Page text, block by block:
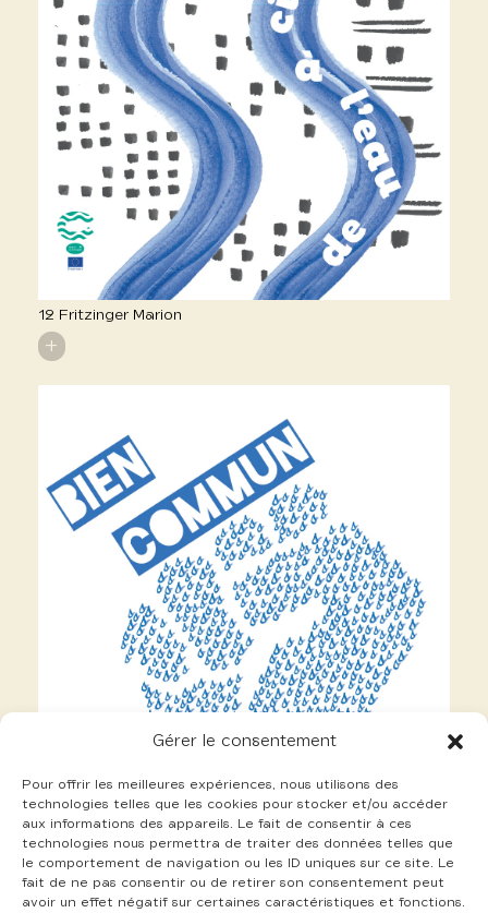
Gérer le consentement
Pour offrir les meilleures expériences, nous utilisons des
technologies telles que les cookies pour stocker et/ou accéder
aux informations des appareils. Le fait de consentir à ces
technologies nous permettra de traiter des données telles que
le comportement de navigation ou les ID uniques sur ce site. Le
fait de ne pas consentir ou de retirer son consentement peut
avoir un effet négatif sur certaines caractéristiques et fonctions.
12 Fritzinger Marion
+